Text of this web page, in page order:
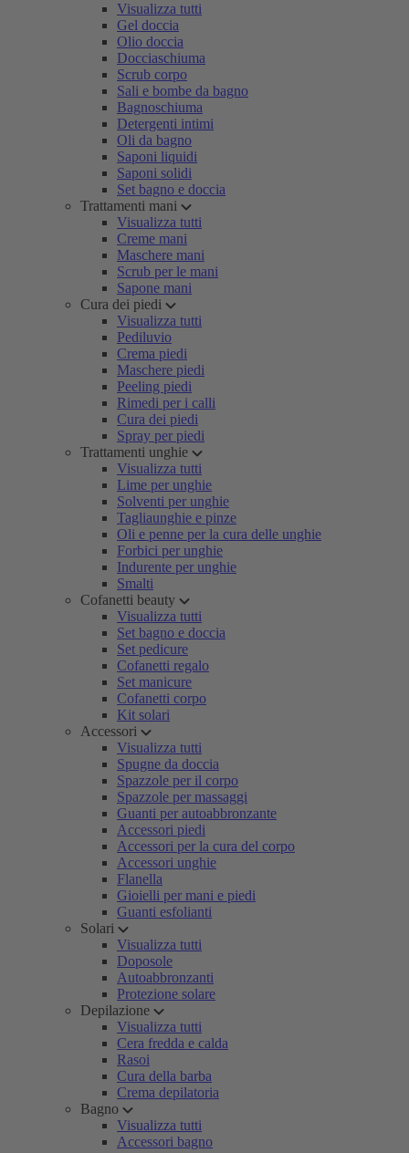
Visualizza tutti
Gel doccia
Olio doccia
Docciaschiuma
Scrub corpo
Sali e bombe da bagno
Bagnoschiuma
Detergenti intimi
Oli da bagno
Saponi liquidi
Saponi solidi
Set bagno e doccia
Trattamenti mani
Visualizza tutti
Creme mani
Maschere mani
Scrub per le mani
Sapone mani
Cura dei piedi
Visualizza tutti
Pediluvio
Crema piedi
Maschere piedi
Peeling piedi
Rimedi per i calli
Cura dei piedi
Spray per piedi
Trattamenti unghie
Visualizza tutti
Lime per unghie
Solventi per unghie
Tagliaunghie e pinze
Oli e penne per la cura delle unghie
Forbici per unghie
Indurente per unghie
Smalti
Cofanetti beauty
Visualizza tutti
Set bagno e doccia
Set pedicure
Cofanetti regalo
Set manicure
Cofanetti corpo
Kit solari
Accessori
Visualizza tutti
Spugne da doccia
Spazzole per il corpo
Spazzole per massaggi
Guanti per autoabbronzante
Accessori piedi
Accessori per la cura del corpo
Accessori unghie
Flanella
Gioielli per mani e piedi
Guanti esfolianti
Solari
Visualizza tutti
Doposole
Autoabbronzanti
Protezione solare
Depilazione
Visualizza tutti
Cera fredda e calda
Rasoi
Cura della barba
Crema depilatoria
Bagno
Visualizza tutti
Accessori bagno